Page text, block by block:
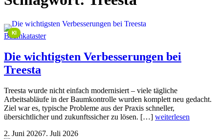
This image is AI-generated or manipulated, disclosed under Article 50(4) of the EU AI Act.
KI
Baumkataster
Die wichtigsten Verbesserungen bei
Treesta
Treesta wurde nicht einfach modernisiert – viele tägliche
Arbeitsabläufe in der Baumkontrolle wurden komplett neu gedacht.
Ziel war es, typische Probleme aus der Praxis schneller,
übersichtlicher und zukunftssicher zu lösen. […] weiterlesen
2. Juni 20267. Juli 2026